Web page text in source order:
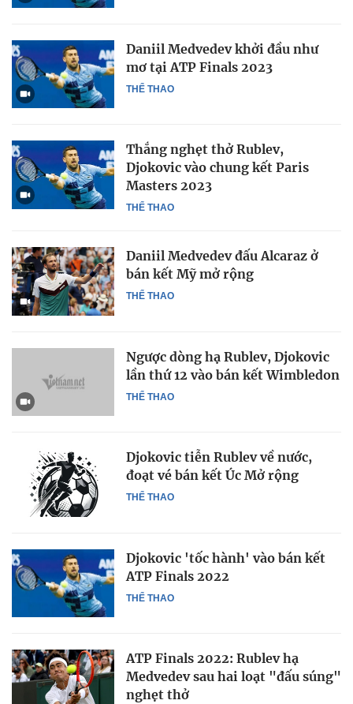
THỂ THAO
Daniil Medvedev khởi đầu như
mơ tại ATP Finals 2023
THỂ THAO
Thắng nghẹt thở Rublev,
Djokovic vào chung kết Paris
Masters 2023
THỂ THAO
Daniil Medvedev đấu Alcaraz ở
bán kết Mỹ mở rộng
THỂ THAO
Ngược dòng hạ Rublev, Djokovic
lần thứ 12 vào bán kết Wimbledon
THỂ THAO
Djokovic tiễn Rublev về nước,
đoạt vé bán kết Úc Mở rộng
THỂ THAO
Djokovic 'tốc hành' vào bán kết
ATP Finals 2022
ATP Finals 2022: Rublev hạ
Medvedev sau hai loạt "đấu súng"
nghẹt thở